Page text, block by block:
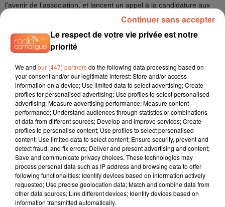
l’avenir de l’association, et lancent un appel à la candidature aux
president.port-st-louis-du-rhone@snsm.org
On l'écoute ce lundi à 12h45, mercredi à 9h15 et vendredi à 17h45.
TITRES DIFFUSÉS
5h35
5h35 5h31
5h31 5h27
5h27
Le respect de votre vie privée est notre
priorité
We and our (447) partnersdo the following data processing based on
your consent and/or our legitimate interest: Store and/or access
information on a device; Use limited data to select advertising; Create
profiles for personalised advertising; Use profiles to select personalised
advertising; Measure advertising performance; Measure content
performance; Understand audiences through statistics or combinations
of data from different sources; Develop and improve services; Create
profiles to personalise content; Use profiles to select personalised
content; Use limited data to select content; Ensure security, prevent and
detect fraud, and fix errors; Deliver and present advertising and content;
Save and communicate privacy choices. These technologies may
process personal data such as IP address and browsing data to offer
following functionalities: Identify devices based on information actively
requested; Use precise geolocation data; Match and combine data from
other data sources; Link different devices; Identify devices based on
information transmitted automatically.
Continuer sans accepter